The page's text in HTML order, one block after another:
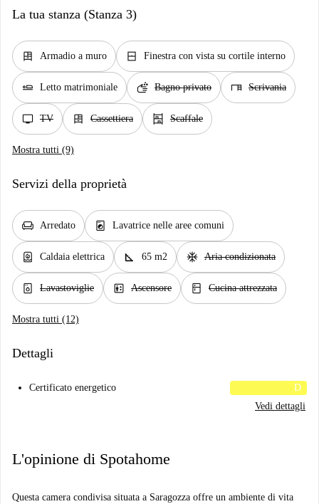
La tua stanza (Stanza 3)
dresser Armadio a muro window_closed Finestra con vista su cortile interno
airline_seat_flat Letto matrimoniale soap Bagno privato desk Scrivania
tv TV dresser Cassettiera shelves Scaffale
Mostra tutti (9)
Servizi della proprietà
chair Arredato local_laundry_service Lavatrice nelle aree comuni
water_heater Caldaia elettrica square_foot 65 m2 ac_unit Aria condizionata
dishwasher_gen Lavastoviglie elevator Ascensore kitchen Cucina attrezzata
Mostra tutti (12)
Dettagli
Certificato energetico
D
Vedi dettagli
L'opinione di Spotahome
Questa camera condivisa situata a Saragozza offre un ambiente di vita